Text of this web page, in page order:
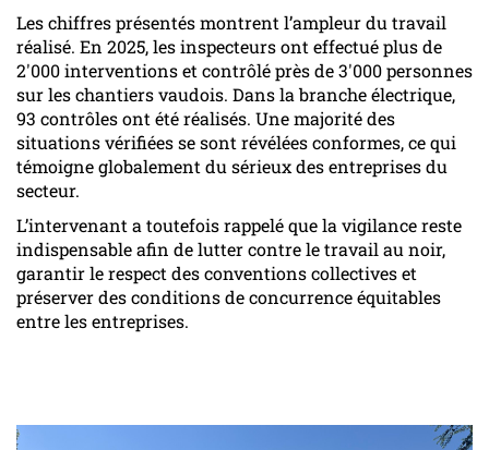
Les chiffres présentés montrent l’ampleur du travail
réalisé. En 2025, les inspecteurs ont effectué plus de
2'000 interventions et contrôlé près de 3'000 personnes
sur les chantiers vaudois. Dans la branche électrique,
93 contrôles ont été réalisés. Une majorité des
situations vérifiées se sont révélées conformes, ce qui
témoigne globalement du sérieux des entreprises du
secteur.
L’intervenant a toutefois rappelé que la vigilance reste
indispensable afin de lutter contre le travail au noir,
garantir le respect des conventions collectives et
préserver des conditions de concurrence équitables
entre les entreprises.